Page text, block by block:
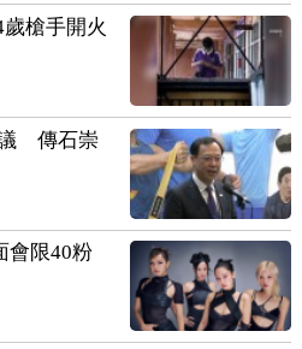
槍手開火
議 傳石崇
會限40粉